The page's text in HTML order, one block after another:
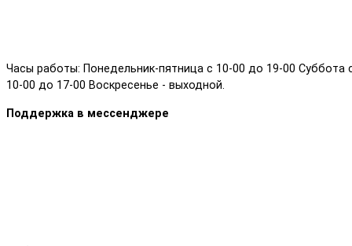
Часы работы: Понедельник-пятница с 10-00 до 19-00 Суббота
10-00 до 17-00 Воскресенье - выходной.
Поддержка в мессенджере